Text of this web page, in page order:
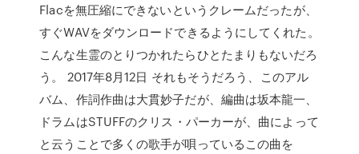
Flacを無圧縮にできないというクレームだったが、
すぐWAVをダウンロードできるようにしてくれた。
こんな生霊のとりつかれたらひとたまりもないだろ
う。 2017年8月12日 それもそうだろう、このアル
バム、作詞作曲は大貫妙子だが、編曲は坂本龍一、
ドラムはSTUFFのクリス・パーカーが、曲によって
と云うことで多くの歌手が唄っているこの曲を